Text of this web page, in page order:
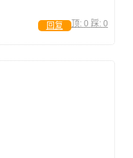
顶: 0 踩: 0
回复